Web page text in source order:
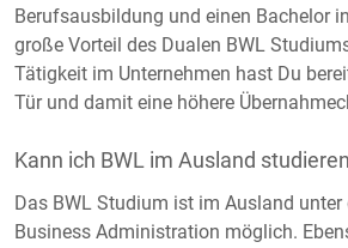
Berufsausbildung und einen Bachelor
große Vorteil des Dualen BWL
Tätigkeit im Unternehmen hast Du
Tür und damit eine höhere
Kann ich BWL im Ausland
Das BWL Studium ist im Ausland unter
Business Administration möglich.